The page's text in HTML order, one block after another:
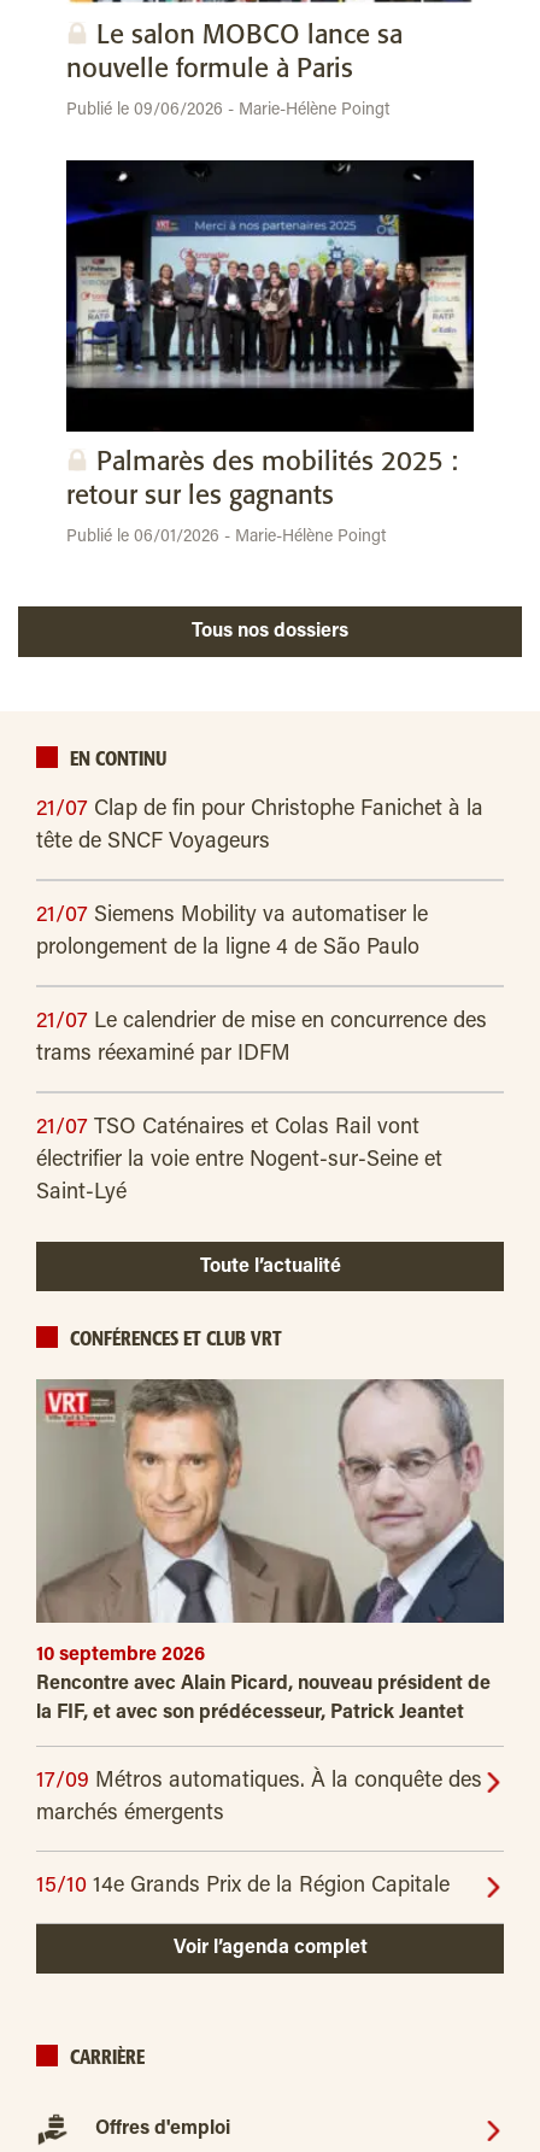
Le salon MOBCO lance sa
nouvelle formule à Paris
Publié le 09/06/2026 - Marie-Hélène Poingt
Palmarès des mobilités 2025 :
retour sur les gagnants
Publié le 06/01/2026 - Marie-Hélène Poingt
Tous nos dossiers
EN CONTINU
21/07 Clap de fin pour Christophe Fanichet à la
tête de SNCF Voyageurs
21/07 Siemens Mobility va automatiser le
prolongement de la ligne 4 de São Paulo
21/07 Le calendrier de mise en concurrence des
trams réexaminé par IDFM
21/07 TSO Caténaires et Colas Rail vont
électrifier la voie entre Nogent-sur-Seine et
Saint-Lyé
Toute l’actualité
CONFÉRENCES ET CLUB VRT
10 septembre 2026
Rencontre avec Alain Picard, nouveau président de
la FIF, et avec son prédécesseur, Patrick Jeantet
17/09 Métros automatiques. À la conquête des
marchés émergents
15/10 14e Grands Prix de la Région Capitale
Voir l’agenda complet
CARRIÈRE
Offres d'emploi